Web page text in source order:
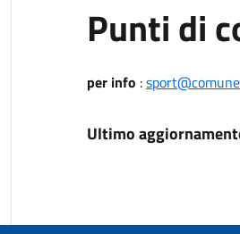
Punti di
per info :
Ultimo